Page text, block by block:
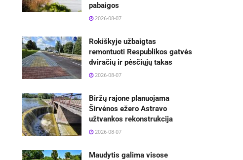
pabaigos
2026-08-07
Rokiškyje užbaigtas
remontuoti Respublikos gatvės
dviračių ir pėsčiųjų takas
2026-08-07
Biržų rajone planuojama
Širvėnos ežero Astravo
užtvankos rekonstrukcija
2026-08-07
Maudytis galima visose